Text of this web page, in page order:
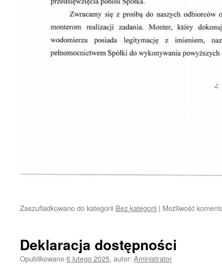
Zaszufladkowano do kategorii Bez kategorii | Możliwość
Deklaracja dostępności
Opublikowano6 lutego 2025, autor: Aministrator